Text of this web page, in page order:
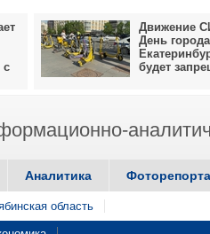
с
Движение
День города
будет
Аналитика
область